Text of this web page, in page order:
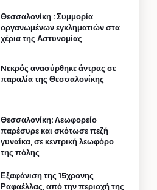
Θεσσαλονίκη : Συμμορία
οργανωμένων εγκληματιών στα
χέρια της Αστυνομίας
Nεκρός ανασύρθηκε άντρας σε
παραλία της Θεσσαλονίκης
Θεσσαλονίκη: Λεωφορείο
παρέσυρε και σκότωσε πεζή
γυναίκα, σε κεντρική λεωφόρο
της πόλης
Εξαφάνιση της 15χρονης
Ραφαέλλας, από την περιοχή της